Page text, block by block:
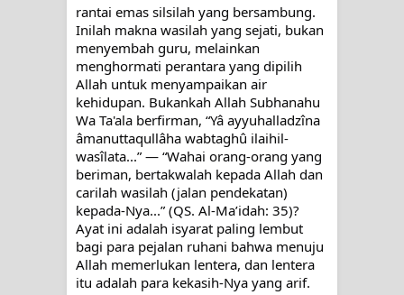
rantai emas silsilah yang bersambung.
Inilah makna wasilah yang sejati, bukan
menyembah guru, melainkan
menghormati perantara yang dipilih
Allah untuk menyampaikan air
kehidupan. Bukankah Allah Subhanahu
Wa Ta'ala berfirman, “Yâ ayyuhalladzîna
âmanuttaqullâha wabtaghû ilaihil-
wasîlata...” — “Wahai orang-orang yang
beriman, bertakwalah kepada Allah dan
carilah wasilah (jalan pendekatan)
kepada-Nya...” (QS. Al-Ma’idah: 35)?
Ayat ini adalah isyarat paling lembut
bagi para pejalan ruhani bahwa menuju
Allah memerlukan lentera, dan lentera
itu adalah para kekasih-Nya yang arif.